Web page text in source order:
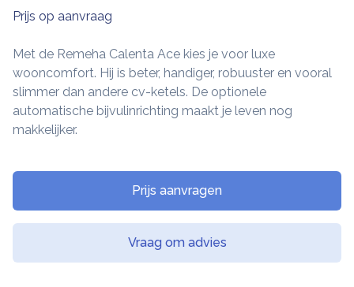
Prijs op aanvraag
Met de Remeha Calenta Ace kies je voor luxe
wooncomfort. Hij is beter, handiger, robuuster en vooral
slimmer dan andere cv-ketels. De optionele
automatische bijvulinrichting maakt je leven nog
makkelijker.
Prijs aanvragen
Vraag om advies